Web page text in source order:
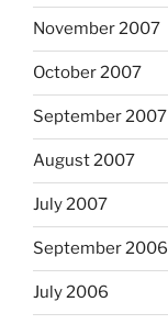
November 2007
October 2007
September 2007
August 2007
July 2007
September 2006
July 2006